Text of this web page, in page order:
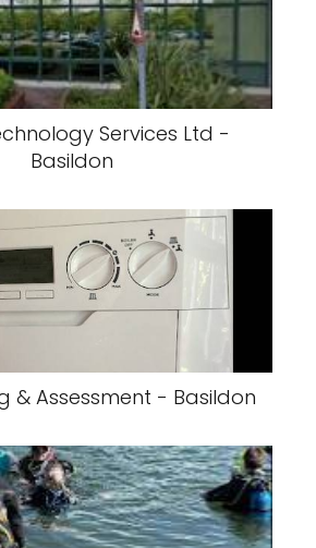
Services Ltd -
Basildon
& Assessment - Basildon